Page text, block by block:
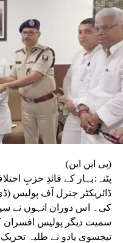
(پی این این)
پٹنہ:بہار کے قائدِ حزبِ
ڈائریکٹر جنرل آف پولیس
کی۔ اس دوران انہوں نے
سمیت دیگر پولیس